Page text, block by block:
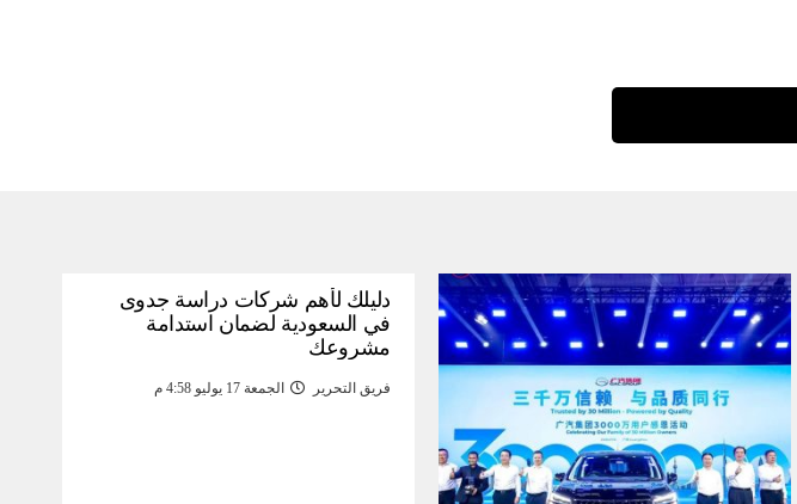
دليلك لأهم شركات دراسة جدوى
في السعودية لضمان استدامة
مشروعك
فريق التحرير الجمعة 17 يوليو 4:58 م